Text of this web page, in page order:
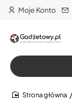
Moje Konto
Szukaj…